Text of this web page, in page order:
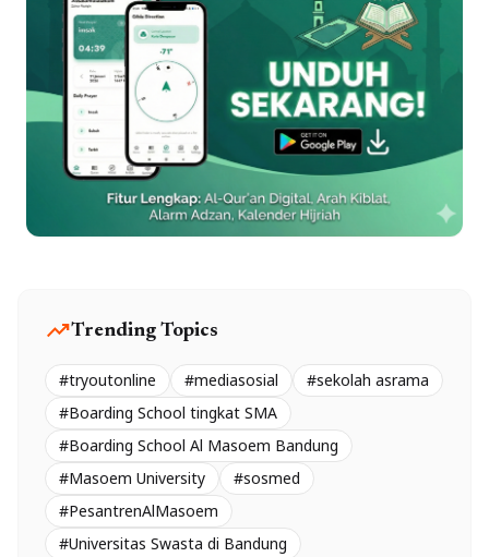
trending_upTrending Topics
#tryoutonline #mediasosial
#sekolah asrama
#Boarding School tingkat SMA
#Boarding School Al Masoem Bandung
#Masoem University
#sosmed
#PesantrenAlMasoem
#Universitas Swasta di Bandung